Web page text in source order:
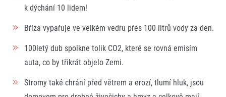
k dýchání 10 lidem!
Bříza vypařuje ve velkém vedru přes 100 litrů vody za den.
100letý dub spolkne tolik CO2, které se rovná emisím
auta, co by třikrát objelo Zemi.
Stromy také chrání před větrem a erozí, tlumí hluk, jsou